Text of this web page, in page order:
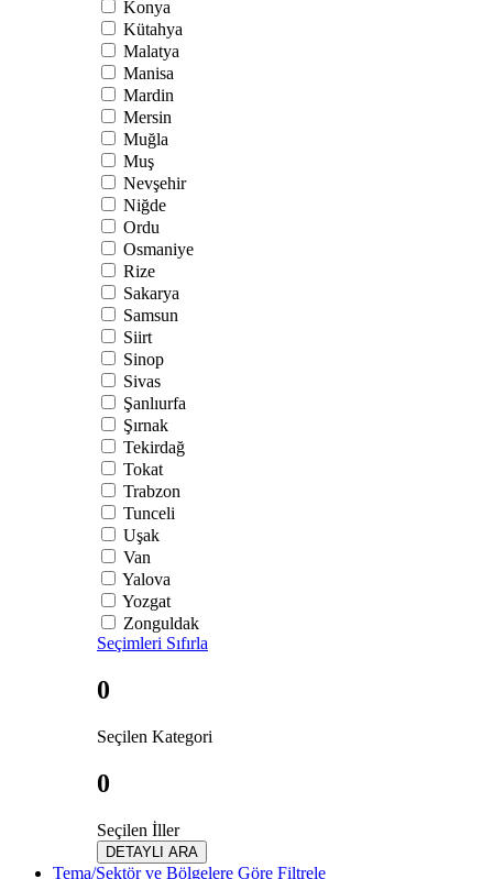
Konya
Kütahya
Malatya
Manisa
Mardin
Mersin
Muğla
Muş
Nevşehir
Niğde
Ordu
Osmaniye
Rize
Sakarya
Samsun
Siirt
Sinop
Sivas
Şanlıurfa
Şırnak
Tekirdağ
Tokat
Trabzon
Tunceli
Uşak
Van
Yalova
Yozgat
Zonguldak
Seçimleri Sıfırla
0
Seçilen Kategori
0
Seçilen İller
DETAYLI ARA
Tema/Sektör ve Bölgelere Göre Filtrele